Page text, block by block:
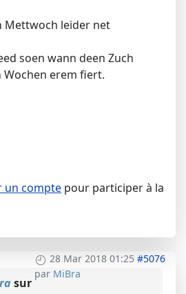
Mettwoch leider net
soen wann deen Zuch
Wochen erem fiert.
un compte pour participer à la
28 Mar 2018 01:25 #5076
par MiBra
sur